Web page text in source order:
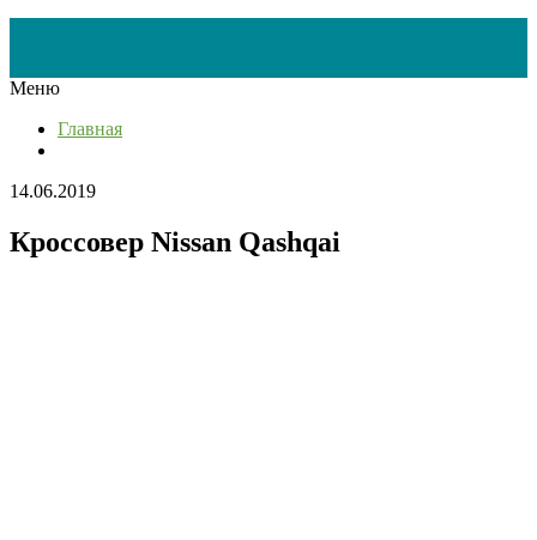
Меню
Главная
14.06.2019
Кроссовер Nissan Qashqai